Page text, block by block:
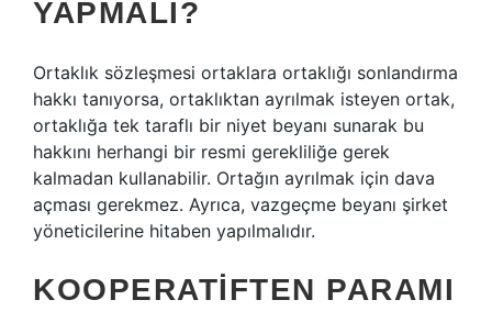
YAPMALI?
Ortaklık sözleşmesi ortaklara ortaklığı sonlandırma
hakkı tanıyorsa, ortaklıktan ayrılmak isteyen ortak,
ortaklığa tek taraflı bir niyet beyanı sunarak bu
hakkını herhangi bir resmi gerekliliğe gerek
kalmadan kullanabilir. Ortağın ayrılmak için dava
açması gerekmez. Ayrıca, vazgeçme beyanı şirket
yöneticilerine hitaben yapılmalıdır.
KOOPERATIFTEN PARAMI